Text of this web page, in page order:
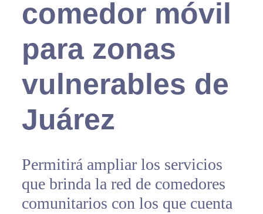
comedor móvil
para zonas
vulnerables de
Juárez
Permitirá ampliar los servicios
que brinda la red de comedores
comunitarios con los que cuenta